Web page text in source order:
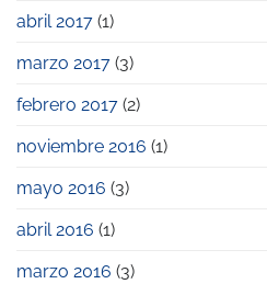
abril 2017 (1)
marzo 2017 (3)
febrero 2017 (2)
noviembre 2016 (1)
mayo 2016 (3)
abril 2016 (1)
marzo 2016 (3)